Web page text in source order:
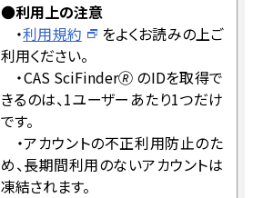
●利用上の注意
・利用規約
をよくお読みの上ご
利用ください。
・CAS SciFinder🄬 のIDを取得で
きるのは、1ユーザーあたり1つだけ
です。
・アカウントの不正利用防止のた
め、長期間利用のないアカウントは
凍結されます。